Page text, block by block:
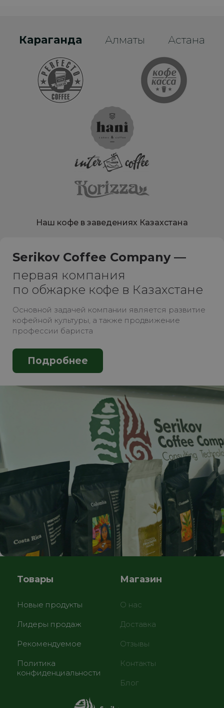
Караганда Алматы Астана
Наш кофе в заведениях Казахстана
Serikov Coffee Company —
первая компания
по обжарке кофе в Казахстане
Основной задачей компании является развитие
кофейной культуры, а также продвижение
профессии бариста
Подробнее
Товары
Новые продукты
Лидеры продаж
Рекомендуемое
Политика
конфиденциальности
Магазин
О нас
Доставка
Отзывы
Контакты
Блог